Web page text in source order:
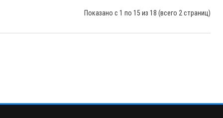
Показано с 1 по 15 из 18 (всего 2 страниц)